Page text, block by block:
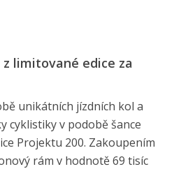
limitované edice za
unikátních jízdních kol a
cyklistiky v podobě šance
Projektu 200. Zakoupením
rám v hodnotě 69 tisíc